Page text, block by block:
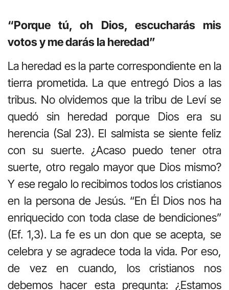
“Porque tú, oh Dios, escucharás mis
votos y me darás la heredad”
La heredad es la parte correspondiente en la
tierra prometida. La que entregó Dios a las
tribus. No olvidemos que la tribu de Leví se
quedó sin heredad porque Dios era su
herencia (Sal 23). El salmista se siente feliz
con su suerte. ¿Acaso puedo tener otra
suerte, otro regalo mayor que Dios mismo?
Y ese regalo lo recibimos todos los cristianos
en la persona de Jesús. “En Él Dios nos ha
enriquecido con toda clase de bendiciones”
(Ef. 1,3). La fe es un don que se acepta, se
celebra y se agradece toda la vida. Por eso,
de vez en cuando, los cristianos nos
debemos hacer esta pregunta: ¿Estamos